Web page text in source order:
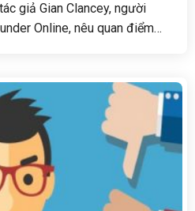
giả Gian Clancey, người
Online, nêu quan điểm